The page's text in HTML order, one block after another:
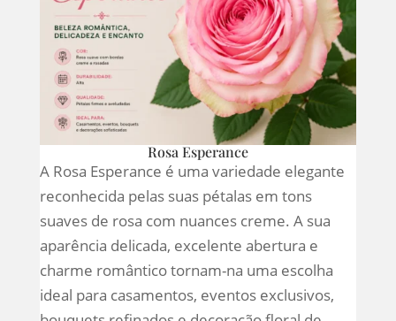
Rosa Esperance
A Rosa Esperance é uma variedade elegante
reconhecida pelas suas pétalas em tons
suaves de rosa com nuances creme. A sua
aparência delicada, excelente abertura e
charme romântico tornam-na uma escolha
ideal para casamentos, eventos exclusivos,